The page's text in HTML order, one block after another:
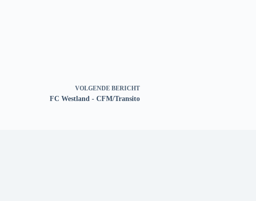
VOLGENDE BERICHT
FC Westland - CFM/Transito